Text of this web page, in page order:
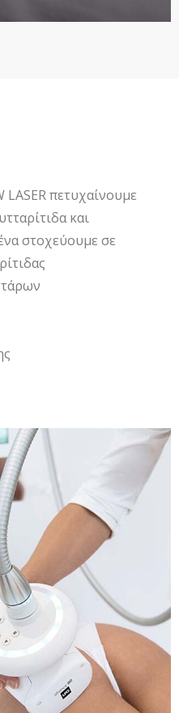
πετυχαίνουμε
και
στοχεύουμε σε